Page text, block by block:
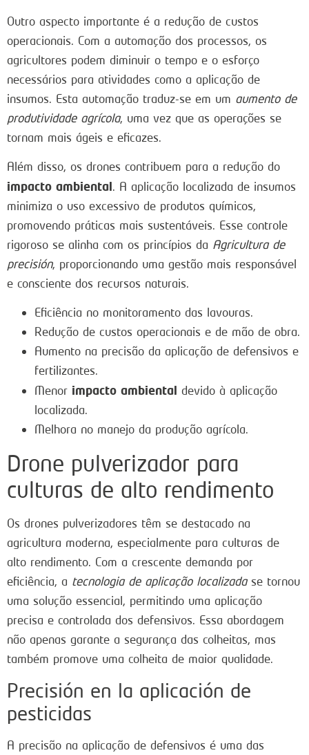
Outro aspecto importante é a redução de custos
operacionais. Com a automação dos processos, os
agricultores podem diminuir o tempo e o esforço
necessários para atividades como a aplicação de
insumos. Esta automação traduz-se em um aumento de
produtividade agrícola, uma vez que as operações se
tornam mais ágeis e eficazes.
Além disso, os drones contribuem para a redução do
impacto ambiental. A aplicação localizada de insumos
minimiza o uso excessivo de produtos químicos,
promovendo práticas mais sustentáveis. Esse controle
rigoroso se alinha com os princípios da Agricultura de
precisión, proporcionando uma gestão mais responsável
e consciente dos recursos naturais.
Eficiência no monitoramento das lavouras.
Redução de custos operacionais e de mão de obra.
Aumento na precisão da aplicação de defensivos e
fertilizantes.
Menor impacto ambiental devido à aplicação
localizada.
Melhora no manejo da produção agrícola.
Drone pulverizador para
culturas de alto rendimento
Os drones pulverizadores têm se destacado na
agricultura moderna, especialmente para culturas de
alto rendimento. Com a crescente demanda por
eficiência, a tecnologia de aplicação localizadase tornou
uma solução essencial, permitindo uma aplicação
precisa e controlada dos defensivos. Essa abordagem
não apenas garante a segurança das colheitas, mas
também promove uma colheita de maior qualidade.
Precisión en la aplicación de
pesticidas
A precisão na aplicação de defensivos é uma das